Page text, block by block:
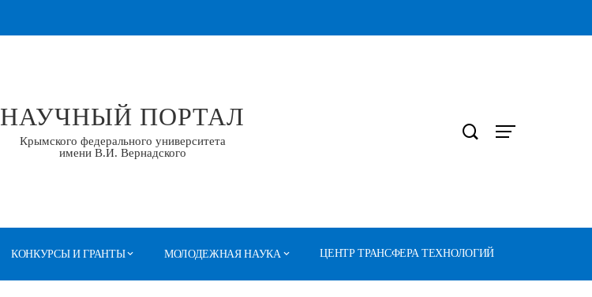
НАУЧНЫЙ ПОРТАЛ
Крымского федерального университета
имени В.И. Вернадского
КОНКУРСЫ И ГРАНТЫ МОЛОДЕЖНАЯ НАУКА ЦЕНТР ТРАНСФЕРА ТЕХНОЛОГИЙ